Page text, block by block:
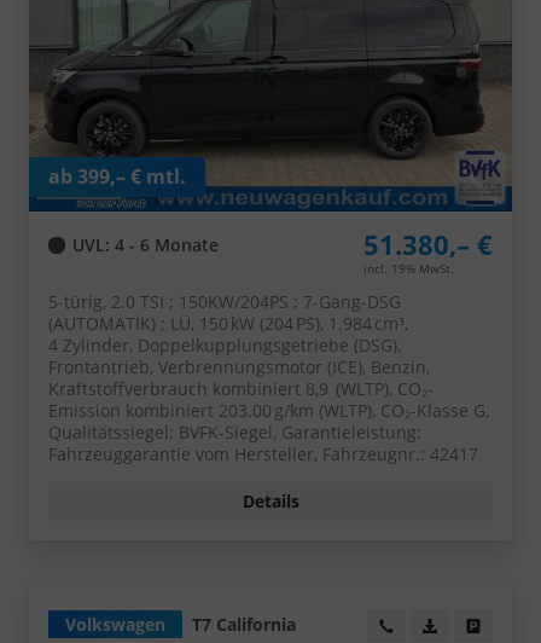
UVL: 4 - 6 Monate 51.380,– €
incl. 19% MwSt.
ab 399,– € mtl.
5-türig, 2.0 TSI ; 150KW/204PS ; 7-Gang-DSG
(AUTOMATIK) ; LÜ, 150 kW (204 PS), 1.984 cm³,
4 Zylinder, Doppelkupplungsgetriebe (DSG),
Frontantrieb, Verbrennungsmotor (ICE), Benzin,
Kraftstoffverbrauch kombiniert 8,9 (WLTP), CO₂-
Emission kombiniert 203.00 g/km (WLTP), CO₂-Klasse G,
Qualitätssiegel: BVFK-Siegel, Garantieleistung:
Fahrzeuggarantie vom Hersteller, Fahrzeugnr.: 42417
Details
Volkswagen T7 California Wir rufen Sie an!
PDF-Datei,